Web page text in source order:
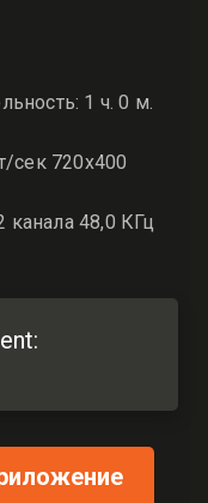
1 ч. 0 м.
сек 720x400
канала 48,0 КГц